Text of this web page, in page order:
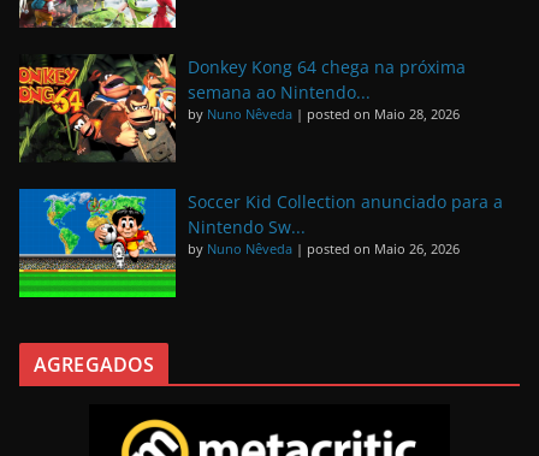
Donkey Kong 64 chega na próxima
semana ao Nintendo...
by Nuno Nêveda | posted on Maio 28, 2026
Soccer Kid Collection anunciado para a
Nintendo Sw...
by Nuno Nêveda | posted on Maio 26, 2026
AGREGADOS